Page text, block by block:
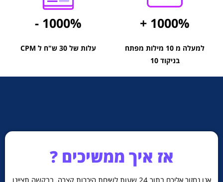
- 1000%
CPM עלות של 30 ש"ח ל
+ 1000%
למעלה מ 10 מילות מפתח
בניקוד 10
אז איך ממשיכים ?